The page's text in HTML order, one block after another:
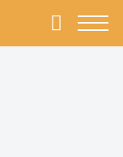
Primary